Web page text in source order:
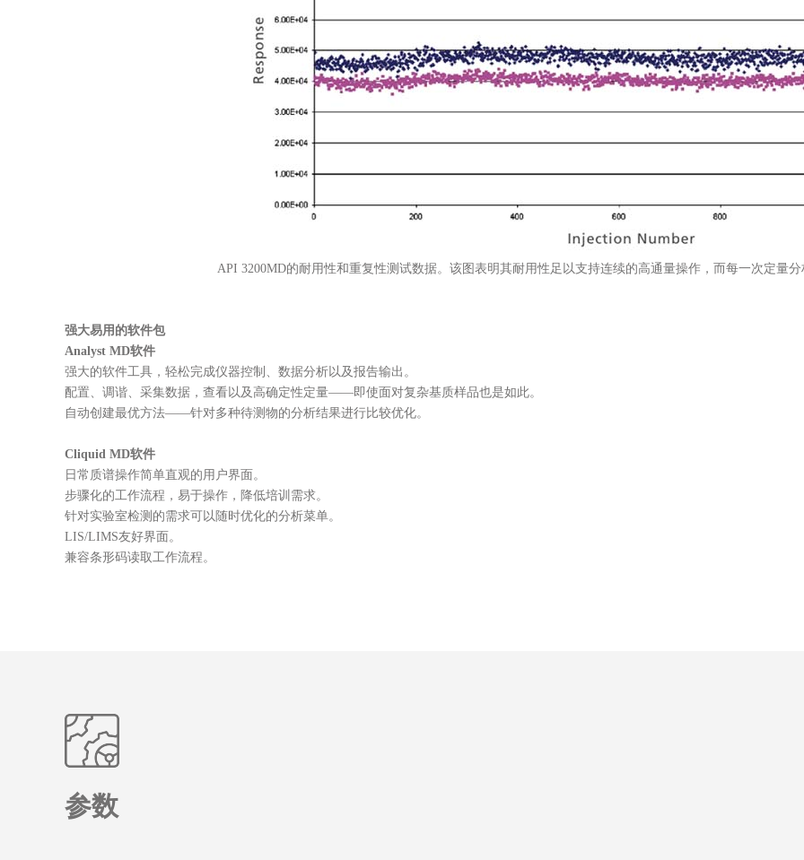
API 3200MD的耐用性和重复性测试数据。该图表明其耐用性足以支持连续的高通量操作，而每一次定量分
强大易用的软件包
Analyst MD软件
强大的软件工具，轻松完成仪器控制、数据分析以及报告输出。
配置、调谐、采集数据，查看以及高确定性定量——即使面对复杂基质样品也是如此。
自动创建最优方法——针对多种待测物的分析结果进行比较优化。
Cliquid MD软件
日常质谱操作简单直观的用户界面。
步骤化的工作流程，易于操作，降低培训需求。
针对实验室检测的需求可以随时优化的分析菜单。
LIS/LIMS友好界面。
兼容条形码读取工作流程。
参数